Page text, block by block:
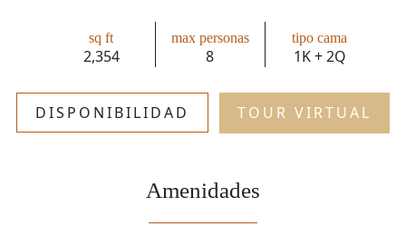
sq ft
2,354
max personas
8
tipo cama
1K + 2Q
DISPONIBILIDAD TOUR VIRTUAL
Amenidades